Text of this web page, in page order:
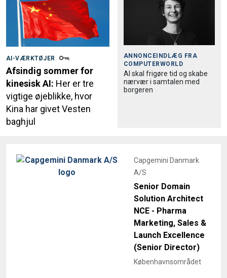
AI-VÆRKTØJER
Afsindig sommer for
kinesisk AI: Her er tre
vigtige øjeblikke, hvor
Kina har givet Vesten
baghjul
ANNONCEINDLÆG FRA
COMPUTERWORLD
AI skal frigøre tid og skabe
nærvær i samtalen med
borgeren
Capgemini Danmark
A/S
Senior Domain
Solution Architect
NCE - Pharma
Marketing, Sales &
Launch Excellence
(Senior Director)
Københavnsområdet